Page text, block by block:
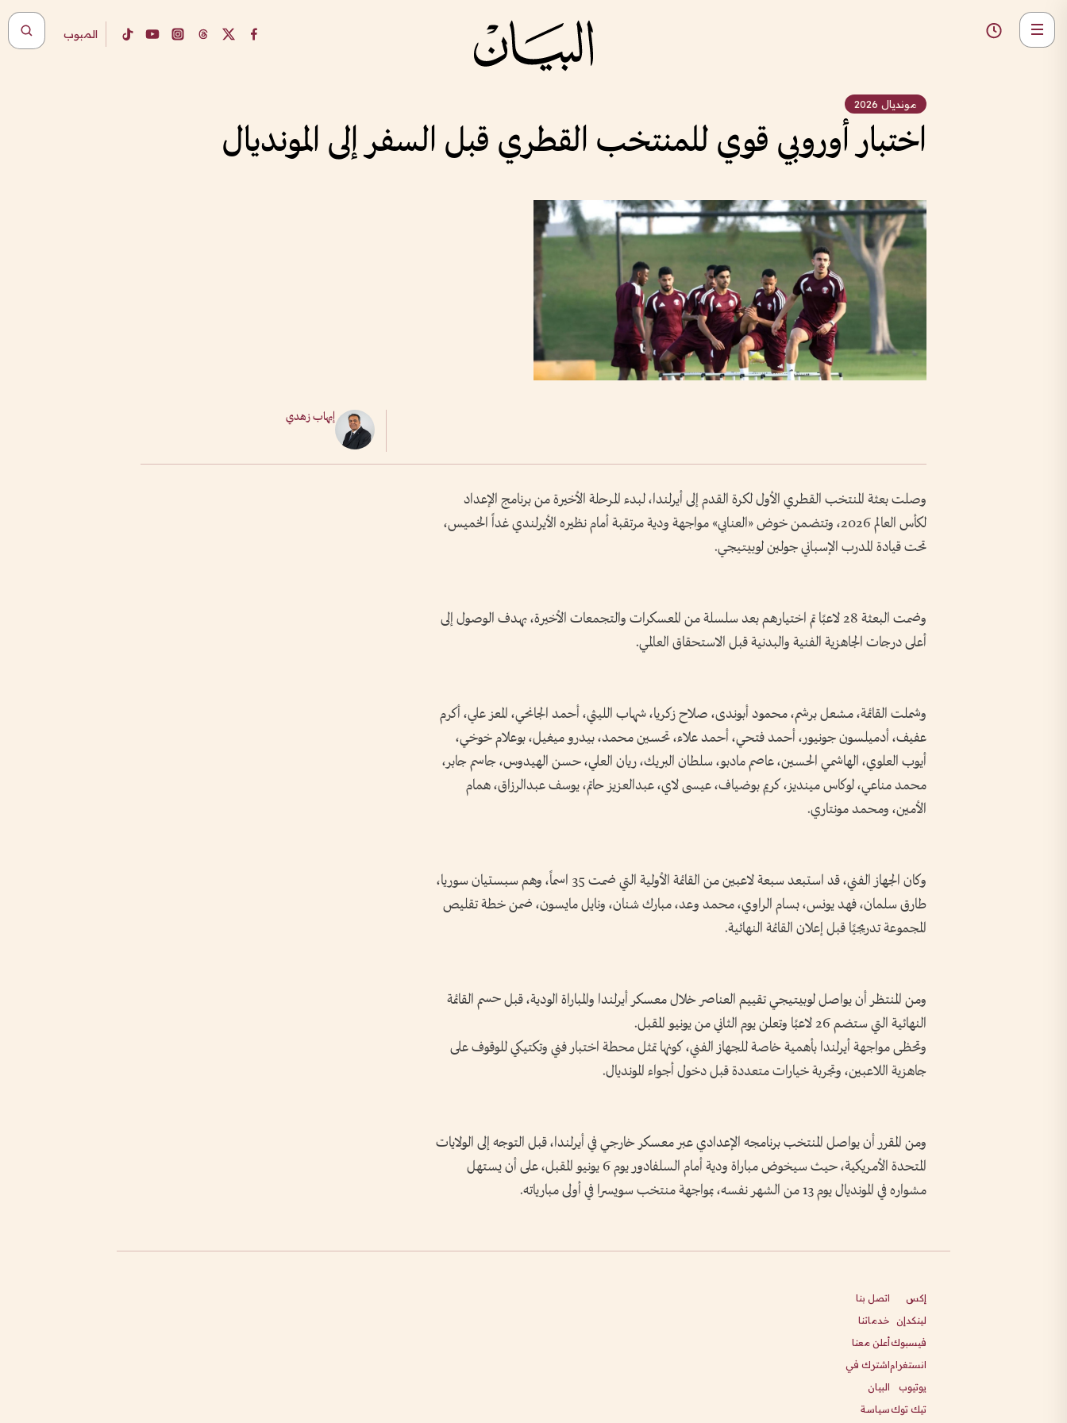
المبوب
مونديال 2026
اختبار أوروبي قوي للمنتخب القطري قبل السفر إلى المونديال
إيهاب زهدي
وصلت بعثة المنتخب القطري الأول لكرة القدم إلى أيرلندا، لبدء المرحلة الأخيرة من برنامج الإعداد
لكأس العالم 2026، وتتضمن خوض «العنابي» مواجهة ودية مرتقبة أمام نظيره الأيرلندي غداً الخميس،
تحت قيادة المدرب الإسباني جولين لوبيتيجي.
وضمت البعثة 28 لاعبًا تم اختيارهم بعد سلسلة من المعسكرات والتجمعات الأخيرة، بهدف الوصول إلى
أعلى درجات الجاهزية الفنية والبدنية قبل الاستحقاق العالمي.
وشملت القائمة، مشعل برشم، محمود أبوندى، صلاح زكريا، شهاب الليثي، أحمد الجانحي، المعز علي، أكرم
عفيف، أدميلسون جونيور، أحمد فتحي، أحمد علاء، تحسين محمد، بيدرو ميغيل، بوعلام خوخي،
أيوب العلوي، الهاشمي الحسين، عاصم مادبو، سلطان البريك، ريان العلي، حسن الهيدوس، جاسم جابر،
محمد مناعي، لوكاس مينديز، كريم بوضياف، عيسى لاي، عبدالعزيز حاتم، يوسف عبدالرزاق، همام
الأمين، ومحمد مونتاري.
وكان الجهاز الفني، قد استبعد سبعة لاعبين من القائمة الأولية التي ضمت 35 اسماً، وهم سبستيان سوريا،
طارق سلمان، فهد يونس، بسام الراوي، محمد وعد، مبارك شنان، ونايل مايسون، ضمن خطة تقليص
المجموعة تدريجيًا قبل إعلان القائمة النهائية.
ومن المنتظر أن يواصل لوبيتيجي تقييم العناصر خلال معسكر أيرلندا والمباراة الودية، قبل حسم القائمة
النهائية التي ستضم 26 لاعبًا وتعلن يوم الثاني من يونيو المقبل.
وتحظى مواجهة أيرلندا بأهمية خاصة للجهاز الفني، كونها تمثل محطة اختبار فني وتكتيكي للوقوف على
جاهزية اللاعبين، وتجربة خيارات متعددة قبل دخول أجواء المونديال.
ومن المقرر أن يواصل المنتخب برنامجه الإعدادي عبر معسكر خارجي في أيرلندا، قبل التوجه إلى الولايات
المتحدة الأمريكية، حيث سيخوض مباراة ودية أمام السلفادور يوم 6 يونيو المقبل، على أن يستهل
مشواره في المونديال يوم 13 من الشهر نفسه، بمواجهة منتخب سويسرا في أولى مبارياته.
إكس
لينكدإن
فيسبوك
انستغرام
يوتيوب
تيك توك
اتصل بنا
خدماتنا
أعلن معنا
اشترك في
البيان
سياسة